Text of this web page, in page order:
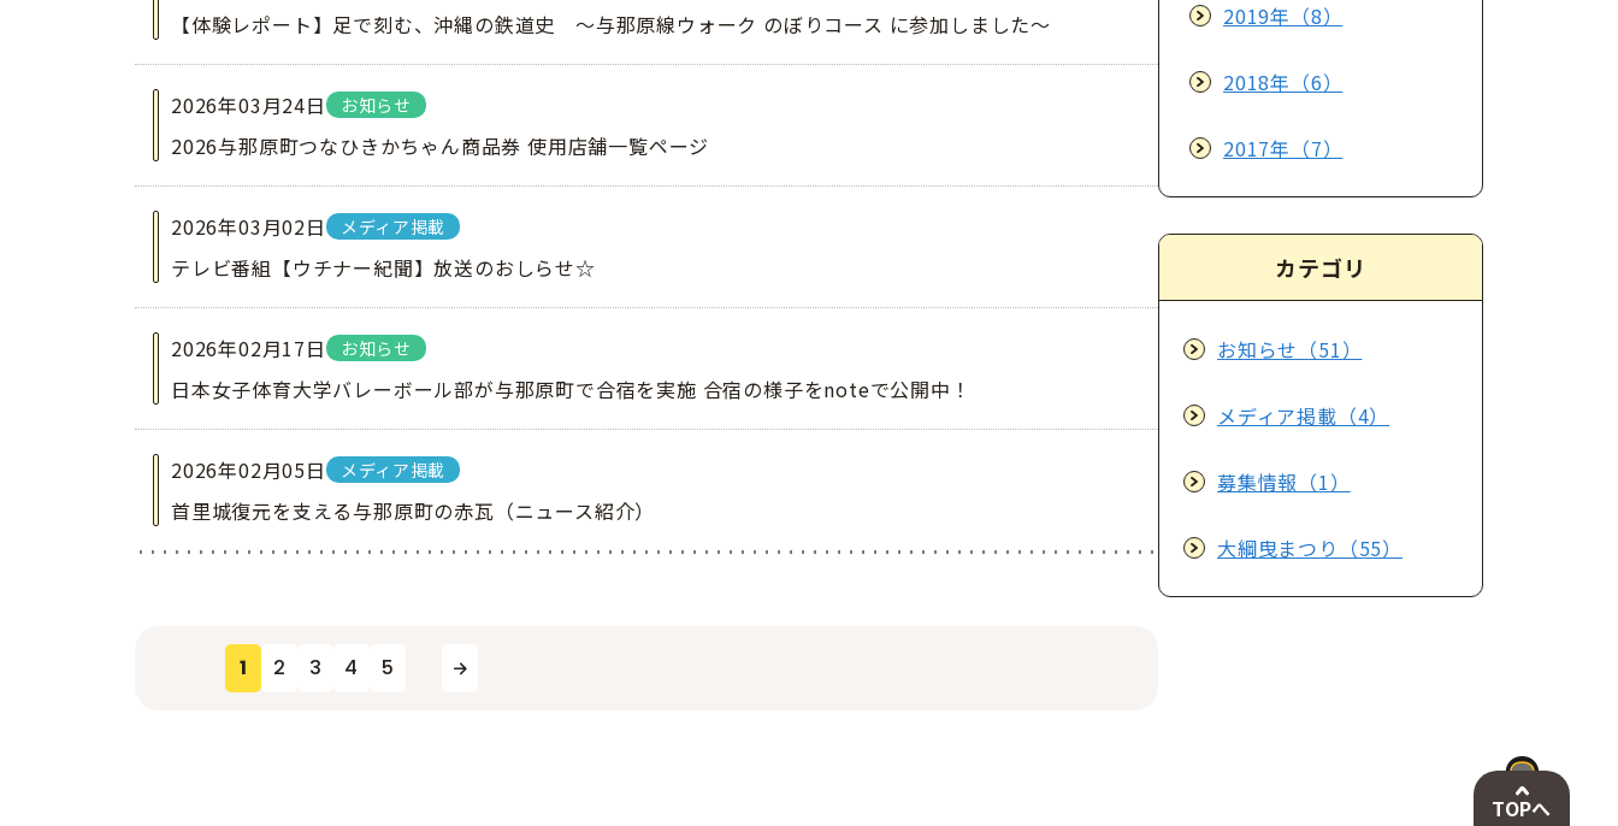
【体験レポート】足で刻む、沖縄の鉄道史 〜与那原線ウォーク のぼりコース に参加しました〜
2026年03月24日 お知らせ
2026与那原町つなひきかちゃん商品券 使用店舗一覧ページ
2026年03月02日 メディア掲載
テレビ番組【ウチナー紀聞】放送のおしらせ☆
2026年02月17日 お知らせ
日本女子体育大学バレーボール部が与那原町で合宿を実施 合宿の様子をnoteで公開中！
2026年02月05日 メディア掲載
首里城復元を支える与那原町の赤瓦（ニュース紹介）
1 2 3 4 5
2019年（8）
2018年（6）
2017年（7）
カテゴリ
お知らせ（51）
メディア掲載（4）
募集情報（1）
大綱曳まつり（55）
TOPへ